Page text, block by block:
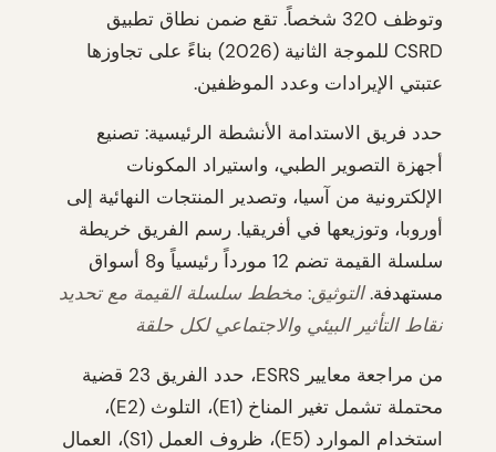
وتوظف 320 شخصاً. تقع ضمن نطاق تطبيق
CSRD للموجة الثانية (2026) بناءً على تجاوزها
عتبتي الإيرادات وعدد الموظفين.
حدد فريق الاستدامة الأنشطة الرئيسية: تصنيع
أجهزة التصوير الطبي، واستيراد المكونات
الإلكترونية من آسيا، وتصدير المنتجات النهائية إلى
أوروبا، وتوزيعها في أفريقيا. رسم الفريق خريطة
سلسلة القيمة تضم 12 مورداً رئيسياً و8 أسواق
مستهدفة.التوثيق: مخطط سلسلة القيمة مع تحديد
نقاط التأثير البيئي والاجتماعي لكل حلقة
من مراجعة معايير ESRS، حدد الفريق 23 قضية
محتملة تشمل تغير المناخ (E1)، التلوث (E2)،
استخدام الموارد (E5)، ظروف العمل (S1)، العمال